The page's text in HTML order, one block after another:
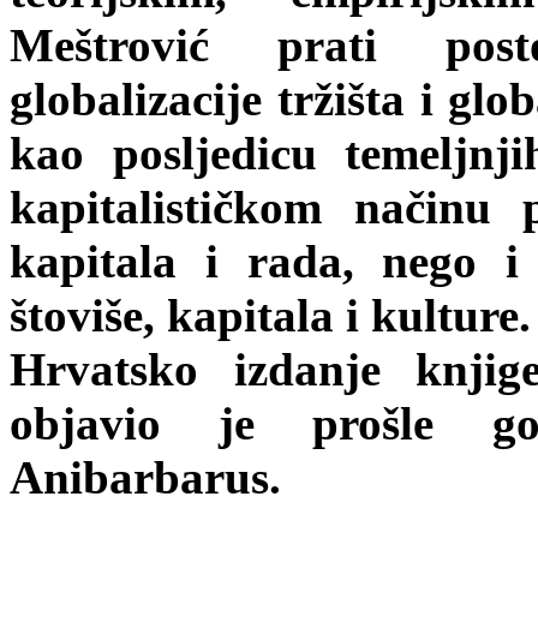
Meštrović prati
globalizacije tržišta i
kao posljedicu
kapitalističkom načinu
kapitala i rada, nego
štoviše, kapitala i kulture.
Hrvatsko izdanje
objavio je prošle
Anibarbarus.